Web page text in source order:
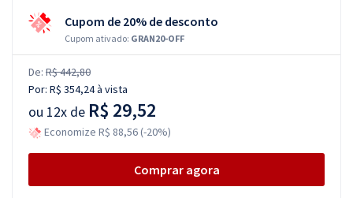
Cupom de 20% de desconto
Cupom ativado: GRAN20-OFF
De: R$ 442,80
Por: R$ 354,24à vista
ou 12x de R$ 29,52
Economize R$ 88,56 (-20%)
Comprar agora